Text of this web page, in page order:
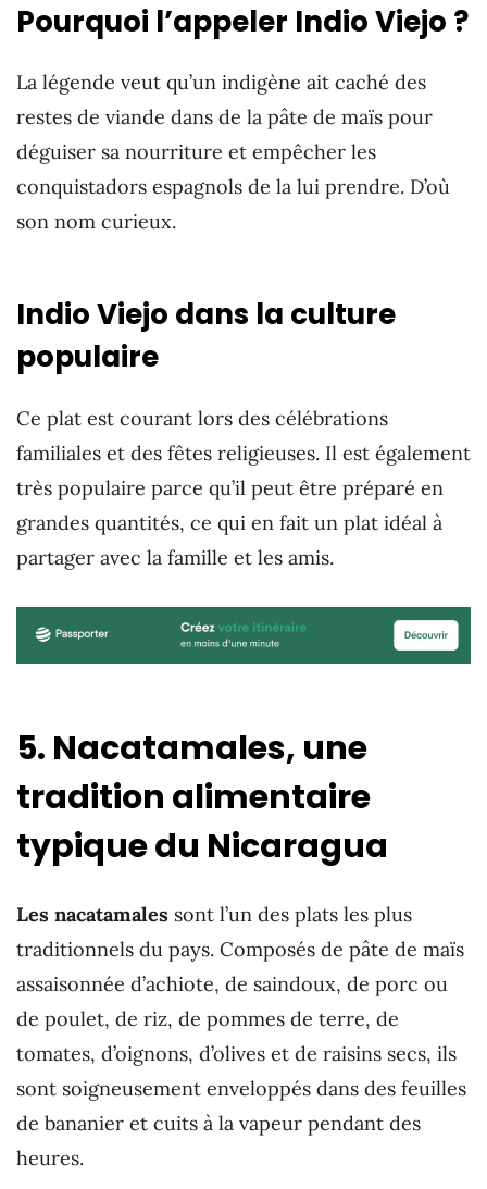
Pourquoi l’appeler Indio Viejo ?
La légende veut qu’un indigène ait caché des
restes de viande dans de la pâte de maïs pour
déguiser sa nourriture et empêcher les
conquistadors espagnols de la lui prendre. D’où
son nom curieux.
Indio Viejo dans la culture
populaire
Ce plat est courant lors des célébrations
familiales et des fêtes religieuses. Il est également
très populaire parce qu’il peut être préparé en
grandes quantités, ce qui en fait un plat idéal à
partager avec la famille et les amis.
5. Nacatamales, une
tradition alimentaire
typique du Nicaragua
Les nacatamales sont l’un des plats les plus
traditionnels du pays. Composés de pâte de maïs
assaisonnée d’achiote, de saindoux, de porc ou
de poulet, de riz, de pommes de terre, de
tomates, d’oignons, d’olives et de raisins secs, ils
sont soigneusement enveloppés dans des feuilles
de bananier et cuits à la vapeur pendant des
heures.